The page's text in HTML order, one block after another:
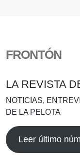
FRONTÓN
LA REVISTA
NOTICIAS,
DE LA PELOTA
Leer último